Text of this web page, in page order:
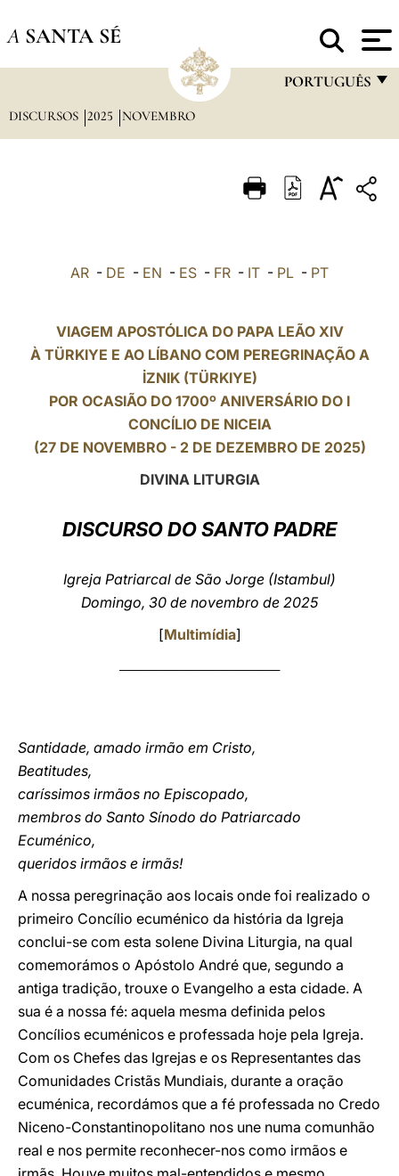
A SANTA SÉ
PORTUGUÊS
ITALIANO
POLSKI
العربيّة
中文
DISCURSOS 2025 NOVEMBRO
AR - DE - EN - ES - FR - IT - PL - PT
VIAGEM APOSTÓLICA DO PAPA LEÃO XIV
À TÜRKIYE E AO LÍBANO COM PEREGRINAÇÃO A
İZNIK (TÜRKIYE)
POR OCASIÃO DO 1700º ANIVERSÁRIO DO I
CONCÍLIO DE NICEIA
(27 DE NOVEMBRO - 2 DE DEZEMBRO DE 2025)
DIVINA LITURGIA
DISCURSO DO SANTO PADRE
Igreja Patriarcal de São Jorge (Istambul)
Domingo, 30 de novembro de 2025
[Multimídia]
Santidade, amado irmão em Cristo,
Beatitudes,
caríssimos irmãos no Episcopado,
membros do Santo Sínodo do Patriarcado
Ecuménico,
queridos irmãos e irmãs!
A nossa peregrinação aos locais onde foi realizado o
primeiro Concílio ecuménico da história da Igreja
conclui-se com esta solene Divina Liturgia, na qual
comemorámos o Apóstolo André que, segundo a
antiga tradição, trouxe o Evangelho a esta cidade. A
sua é a nossa fé: aquela mesma definida pelos
Concílios ecuménicos e professada hoje pela Igreja.
Com os Chefes das Igrejas e os Representantes das
Comunidades Cristãs Mundiais, durante a oração
ecuménica, recordámos que a fé professada no Credo
Niceno-Constantinopolitano nos une numa comunhão
real e nos permite reconhecer-nos como irmãos e